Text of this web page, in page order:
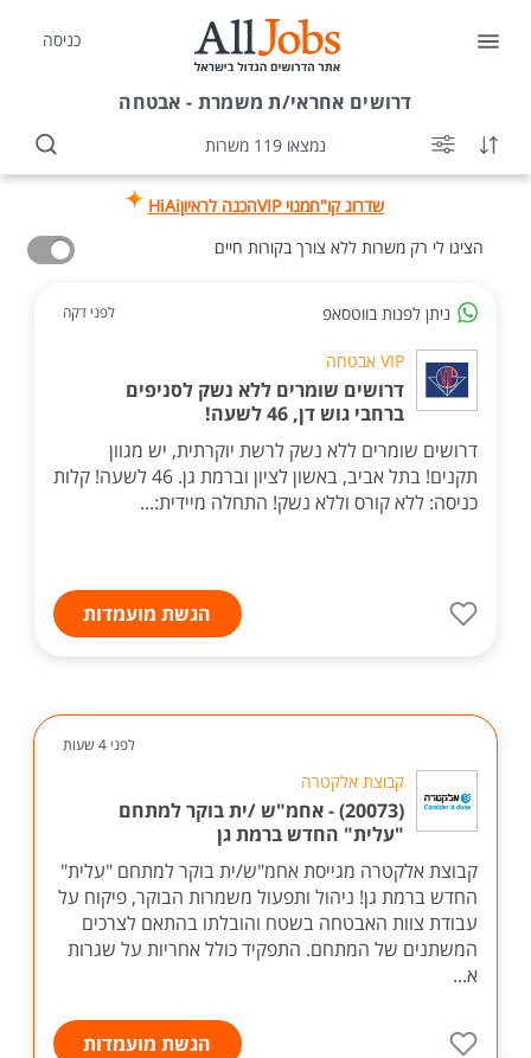
כניסה
דרושים אחראי/ת משמרת - אבטחה
נמצאו 119 משרות
שדרוג קו"חמנוי VIP הכנה לראיוןHiAi
הציגו לי רק משרות ללא צורך בקורות חיים
ניתן לפנות בווטסאפ לפני דקה
VIP אבטחה
דרושים שומרים ללא נשק לסניפים
ברחבי גוש דן, 46 לשעה!
דרושים שומרים ללא נשק לרשת יוקרתית, יש מגוון
תקנים! בתל אביב, באשון לציון וברמת גן. 46 לשעה! קלות
כניסה: ללא קורס וללא נשק! התחלה מיידית:...
הגשת מועמדות
לפני 4 שעות
קבוצת אלקטרה
(20073) - אחמ"ש /ית בוקר למתחם
"עלית" החדש ברמת גן
קבוצת אלקטרה מגייסת אחמ"ש/ית בוקר למתחם "עלית"
החדש ברמת גן! ניהול ותפעול משמרות הבוקר, פיקוח על
עבודת צוות האבטחה בשטח והובלתו בהתאם לצרכים
המשתנים של המתחם. התפקיד כולל אחריות על שגרות
א...
הגשת מועמדות